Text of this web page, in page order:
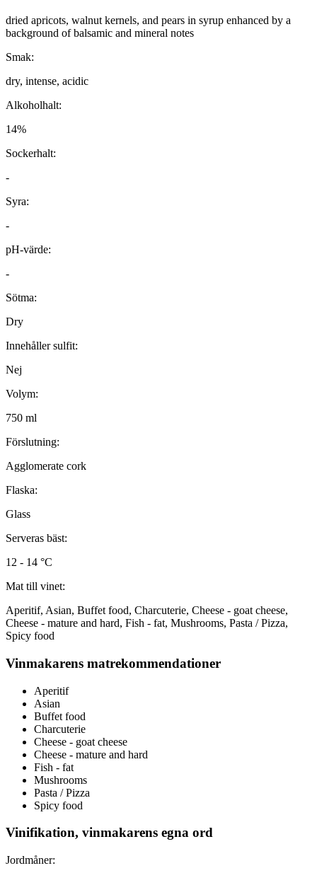
dried apricots, walnut kernels, and pears in syrup enhanced by a
background of balsamic and mineral notes
Smak:
dry, intense, acidic
Alkoholhalt:
14%
Sockerhalt:
-
Syra:
-
pH-värde:
-
Sötma:
Dry
Innehåller sulfit:
Nej
Volym:
750 ml
Förslutning:
Agglomerate cork
Flaska:
Glass
Serveras bäst:
12 - 14 °C
Mat till vinet:
Aperitif, Asian, Buffet food, Charcuterie, Cheese - goat cheese,
Cheese - mature and hard, Fish - fat, Mushrooms, Pasta / Pizza,
Spicy food
Vinmakarens matrekommendationer
Aperitif
Asian
Buffet food
Charcuterie
Cheese - goat cheese
Cheese - mature and hard
Fish - fat
Mushrooms
Pasta / Pizza
Spicy food
Vinifikation, vinmakarens egna ord
Jordmåner: